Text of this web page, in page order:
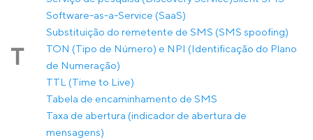
Software-as-a-Service (SaaS)
Substituição do remetente de SMS (SMS spoofing)
T
TON (Tipo de Número) e NPI (Identificação do Plano
de Numeração)
TTL (Time to Live)
Tabela de encaminhamento de SMS
Taxa de abertura (indicador de abertura de
mensagens)